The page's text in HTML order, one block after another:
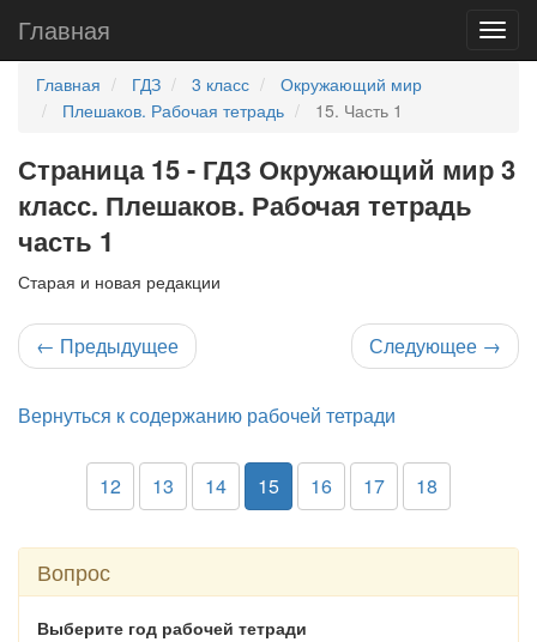
Главная
Главная ГДЗ 3 класс
Окружающий мир
Плешаков. Рабочая тетрадь
15. Часть 1
Страница 15 - ГДЗ Окружающий мир 3
класс. Плешаков. Рабочая тетрадь
часть 1
Старая и новая редакции
← Предыдущее Следующее →
Вернуться к содержанию рабочей тетради
12 13 14 15 16 17 18
Вопрос
Выберите год рабочей тетради